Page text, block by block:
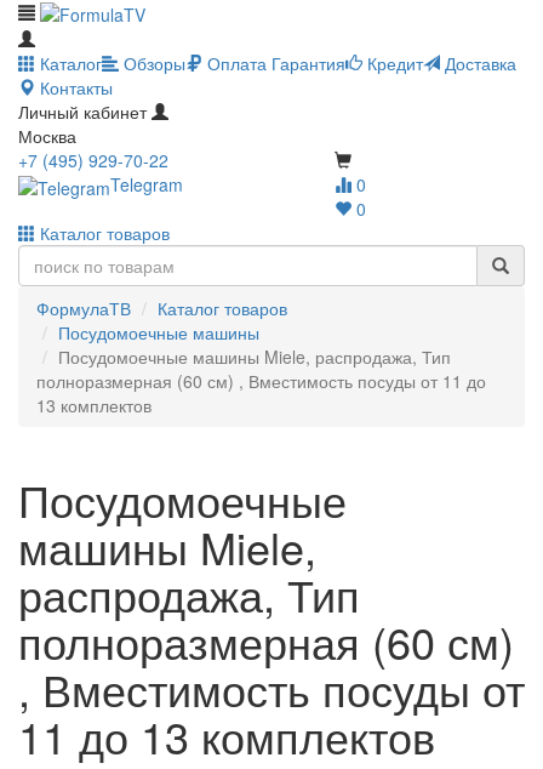
Каталог Обзоры Оплата Гарантия Кредит
Доставка
Контакты
Личный кабинет
Москва
0
0
+7 (495) 929-70-22
Telegram
Каталог товаров
ФормулаТВ
Каталог товаров
Посудомоечные машины
Посудомоечные машины Miele, распродажа, Тип
полноразмерная (60 см) , Вместимость посуды от 11 до
13 комплектов
Посудомоечные
машины Miele,
распродажа, Тип
полноразмерная (60 см)
, Вместимость посуды от
11 до 13 комплектов